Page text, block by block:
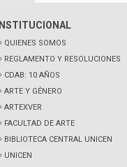
INSTITUCIONAL
QUIENES SOMOS
REGLAMENTO Y RESOLUCIONES
CDAB: 10 AÑOS
ARTE Y GÉNERO
ARTEXVER
FACULTAD DE ARTE
BIBLIOTECA CENTRAL UNICEN
UNICEN